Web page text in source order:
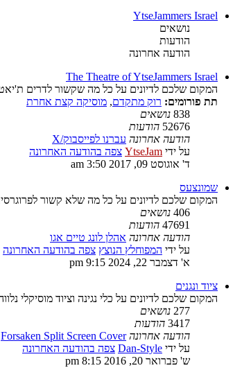
YtseJammers Israel
נושאים
הודעות
הודעה אחרונה
The Theatre of YtseJammers Israel
המקום שלכם לדיונים על כל מה שקשור לדרים
תת פורומים: רוק מתקדם, מוסיקה קצת אחרת
838 נושאים
52676 הודעות
הודעה אחרונה עברנו לפייסבוק/X
על ידי YtseJam צפה בהודעה האחרונה
ד' אוגוסט 09, 2017 3:50 am
שמונצעס
המקום שלכם לדיונים על כל מה שלא קשור
406 נושאים
47691 הודעות
הודעה אחרונה אהלן לונג טיים אגו
על ידי המפוחלץ הנוצץ צפה בהודעה האחרונה
א' דצמבר 22, 2024 9:15 pm
ציוד ונגנים
המקום שלכם לדיונים על כלי נגינה וציוד מוסיקלי
277 נושאים
3417 הודעות
הודעה אחרונה Forsaken Split Screen Cover
על ידי Dan-Style צפה בהודעה האחרונה
ש' פברואר 20, 2016 8:15 pm